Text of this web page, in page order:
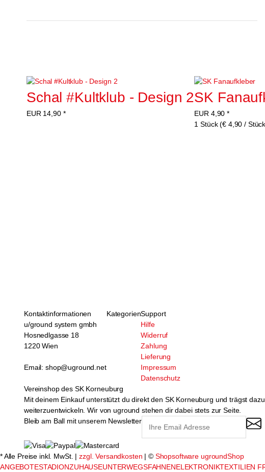
Schal #Kultklub - Design 2
EUR 14,90 *
SK
EUR 4,90 *
1 Stück (€ 4,90 /
Kontaktinformationen
u/ground system gmbh
Hosnedlgasse 18
1220 Wien
Email: shop@uground.net
KategorienSupport
Hilfe
Widerruf
Zahlung
Lieferung
Impressum
Datenschutz
Vereinshop des SK Korneuburg
Mit deinem Einkauf unterstützt du direkt den SK Korneuburg und trägst
weiterzuentwickeln. Wir von uground stehen dir dabei stets zur Seite.
Bleib am Ball mit unserem Newsletter
* Alle Preise inkl. MwSt. |zzgl. Versandkosten | © Shopsoftware ugroundShop
ANGEBOTESTADIONZUHAUSEUNTERWEGSFAHNENELEKTRONIKTEXTILIEN